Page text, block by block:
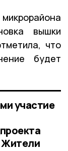
вышки
что
будет
участие
Жители